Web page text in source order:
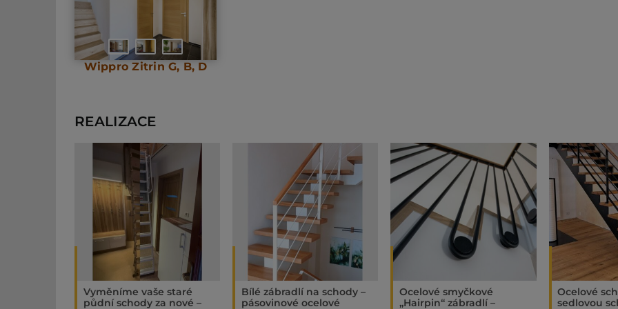
Wippro Zitrin G, B, D
REALIZACE
Vyměníme vaše staré
půdní schody za nové –
Bílé zábradlí na schody –
pásovinové ocelové
Ocelové smyčkové
„Hairpin“ zábradlí –
Ocelové
sedlovou